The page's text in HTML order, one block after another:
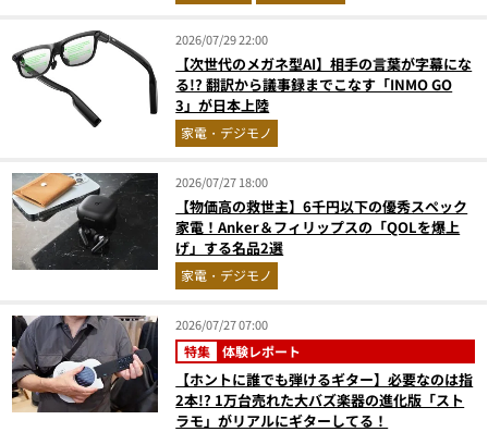
2026/07/29 22:00
【次世代のメガネ型AI】相手の言葉が字幕にな
る!? 翻訳から議事録までこなす「INMO GO
3」が日本上陸
家電・デジモノ
2026/07/27 18:00
【物価高の救世主】6千円以下の優秀スペック
家電！Anker＆フィリップスの「QOLを爆上
げ」する名品2選
家電・デジモノ
2026/07/27 07:00
特集 体験レポート
【ホントに誰でも弾けるギター】必要なのは指
2本!? 1万台売れた大バズ楽器の進化版「スト
ラモ」がリアルにギターしてる！